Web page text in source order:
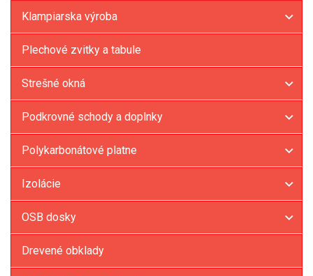
Klampiarska výroba
Plechové zvitky a tabule
Strešné okná
Podkrovné schody a doplnky
Polykarbonátové platne
Izolácie
OSB dosky
Drevené obklady